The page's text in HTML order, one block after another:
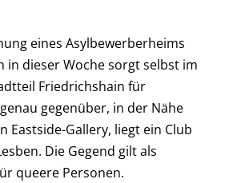
eines Asylbewerberheims
in dieser Woche sorgt selbst im
Friedrichshain für
gegenüber, in der Nähe
Eastside-Gallery, liegt ein Club
Die Gegend gilt als
queere Personen.